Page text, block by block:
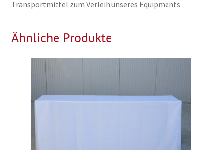
Transportmittel zum Verleih unseres Equipments
Ähnliche Produkte